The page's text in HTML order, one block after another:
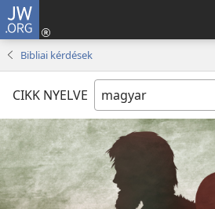
JW.ORG
Bibliai kérdések
CIKK NYELVE